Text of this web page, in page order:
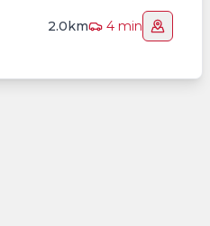
2.0km 4 min